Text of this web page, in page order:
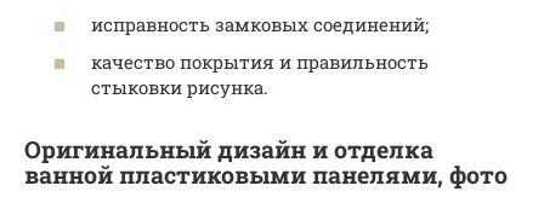
исправность замковых соединений;
качество покрытия и правильность
стыковки рисунка.
Оригинальный дизайн и отделка
ванной пластиковыми панелями, фото